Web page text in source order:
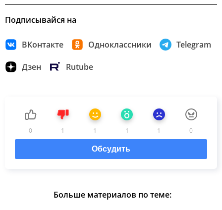
Подписывайся на
ВКонтакте Одноклассники Telegram
Дзен Rutube
0 1 1 1 1 0
Обсудить
Больше материалов по теме: